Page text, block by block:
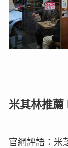
米其林推薦
官網評語：米